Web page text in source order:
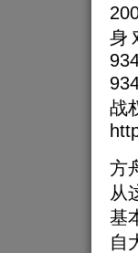
身
战
方
从
基
自